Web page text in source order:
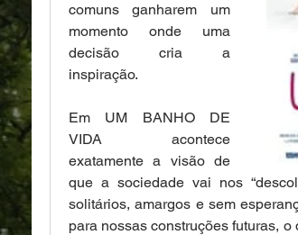
comuns ganharem um
momento onde uma
decisão cria a
inspiração.
Em UM BANHO DE
VIDA acontece
exatamente a visão de
que a sociedade vai nos
solitários, amargos e sem
para nossas construções futuras,